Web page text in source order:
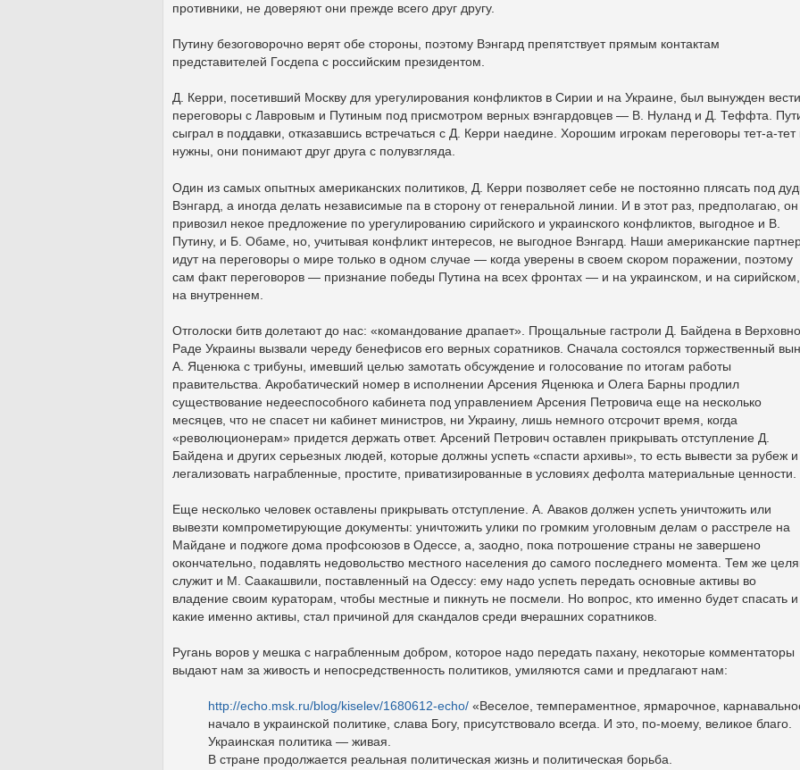
противники, не доверяют они прежде всего друг другу.
Путину безоговорочно верят обе стороны, поэтому Вэнгард препятствует прямым контактам
представителей Госдепа с российским президентом.
Д. Керри, посетивший Москву для урегулирования конфликтов в Сирии и на Украине, был вынужден вести
переговоры с Лавровым и Путиным под присмотром верных вэнгардовцев — В. Нуланд и Д. Теффта.
сыграл в поддавки, отказавшись встречаться с Д. Керри наедине. Хорошим игрокам переговоры тет-а-тет
нужны, они понимают друг друга с полувзгляда.
Один из самых опытных американских политиков, Д. Керри позволяет себе не постоянно плясать под
Вэнгард, а иногда делать независимые па в сторону от генеральной линии. И в этот раз, предполагаю, он
привозил некое предложение по урегулированию сирийского и украинского конфликтов, выгодное и В.
Путину, и Б. Обаме, но, учитывая конфликт интересов, не выгодное Вэнгард. Наши американские
идут на переговоры о мире только в одном случае — когда уверены в своем скором поражении, поэтому
сам факт переговоров — признание победы Путина на всех фронтах — и на украинском, и на
на внутреннем.
Отголоски битв долетают до нас: «командование драпает». Прощальные гастроли Д. Байдена в
Раде Украины вызвали череду бенефисов его верных соратников. Сначала состоялся торжественный
А. Яценюка с трибуны, имевший целью замотать обсуждение и голосование по итогам работы
правительства. Акробатический номер в исполнении Арсения Яценюка и Олега Барны продлил
существование недееспособного кабинета под управлением Арсения Петровича еще на несколько
месяцев, что не спасет ни кабинет министров, ни Украину, лишь немного отсрочит время, когда
«революционерам» придется держать ответ. Арсений Петрович оставлен прикрывать отступление Д.
Байдена и других серьезных людей, которые должны успеть «спасти архивы», то есть вывести за рубеж и
легализовать награбленные, простите, приватизированные в условиях дефолта материальные ценности.
Еще несколько человек оставлены прикрывать отступление. А. Аваков должен успеть уничтожить или
вывезти компрометирующие документы: уничтожить улики по громким уголовным делам о расстреле на
Майдане и поджоге дома профсоюзов в Одессе, а, заодно, пока потрошение страны не завершено
окончательно, подавлять недовольство местного населения до самого последнего момента. Тем же
служит и М. Саакашвили, поставленный на Одессу: ему надо успеть передать основные активы во
владение своим кураторам, чтобы местные и пикнуть не посмели. Но вопрос, кто именно будет спасать и
какие именно активы, стал причиной для скандалов среди вчерашних соратников.
Ругань воров у мешка с награбленным добром, которое надо передать пахану, некоторые комментаторы
выдают нам за живость и непосредственность политиков, умиляются сами и предлагают нам:
http://echo.msk.ru/blog/kiselev/1680612-echo/ «Веселое, темпераментное, ярмарочное,
начало в украинской политике, слава Богу, присутствовало всегда. И это, по-моему, великое благо.
Украинская политика — живая.
В стране продолжается реальная политическая жизнь и политическая борьба.